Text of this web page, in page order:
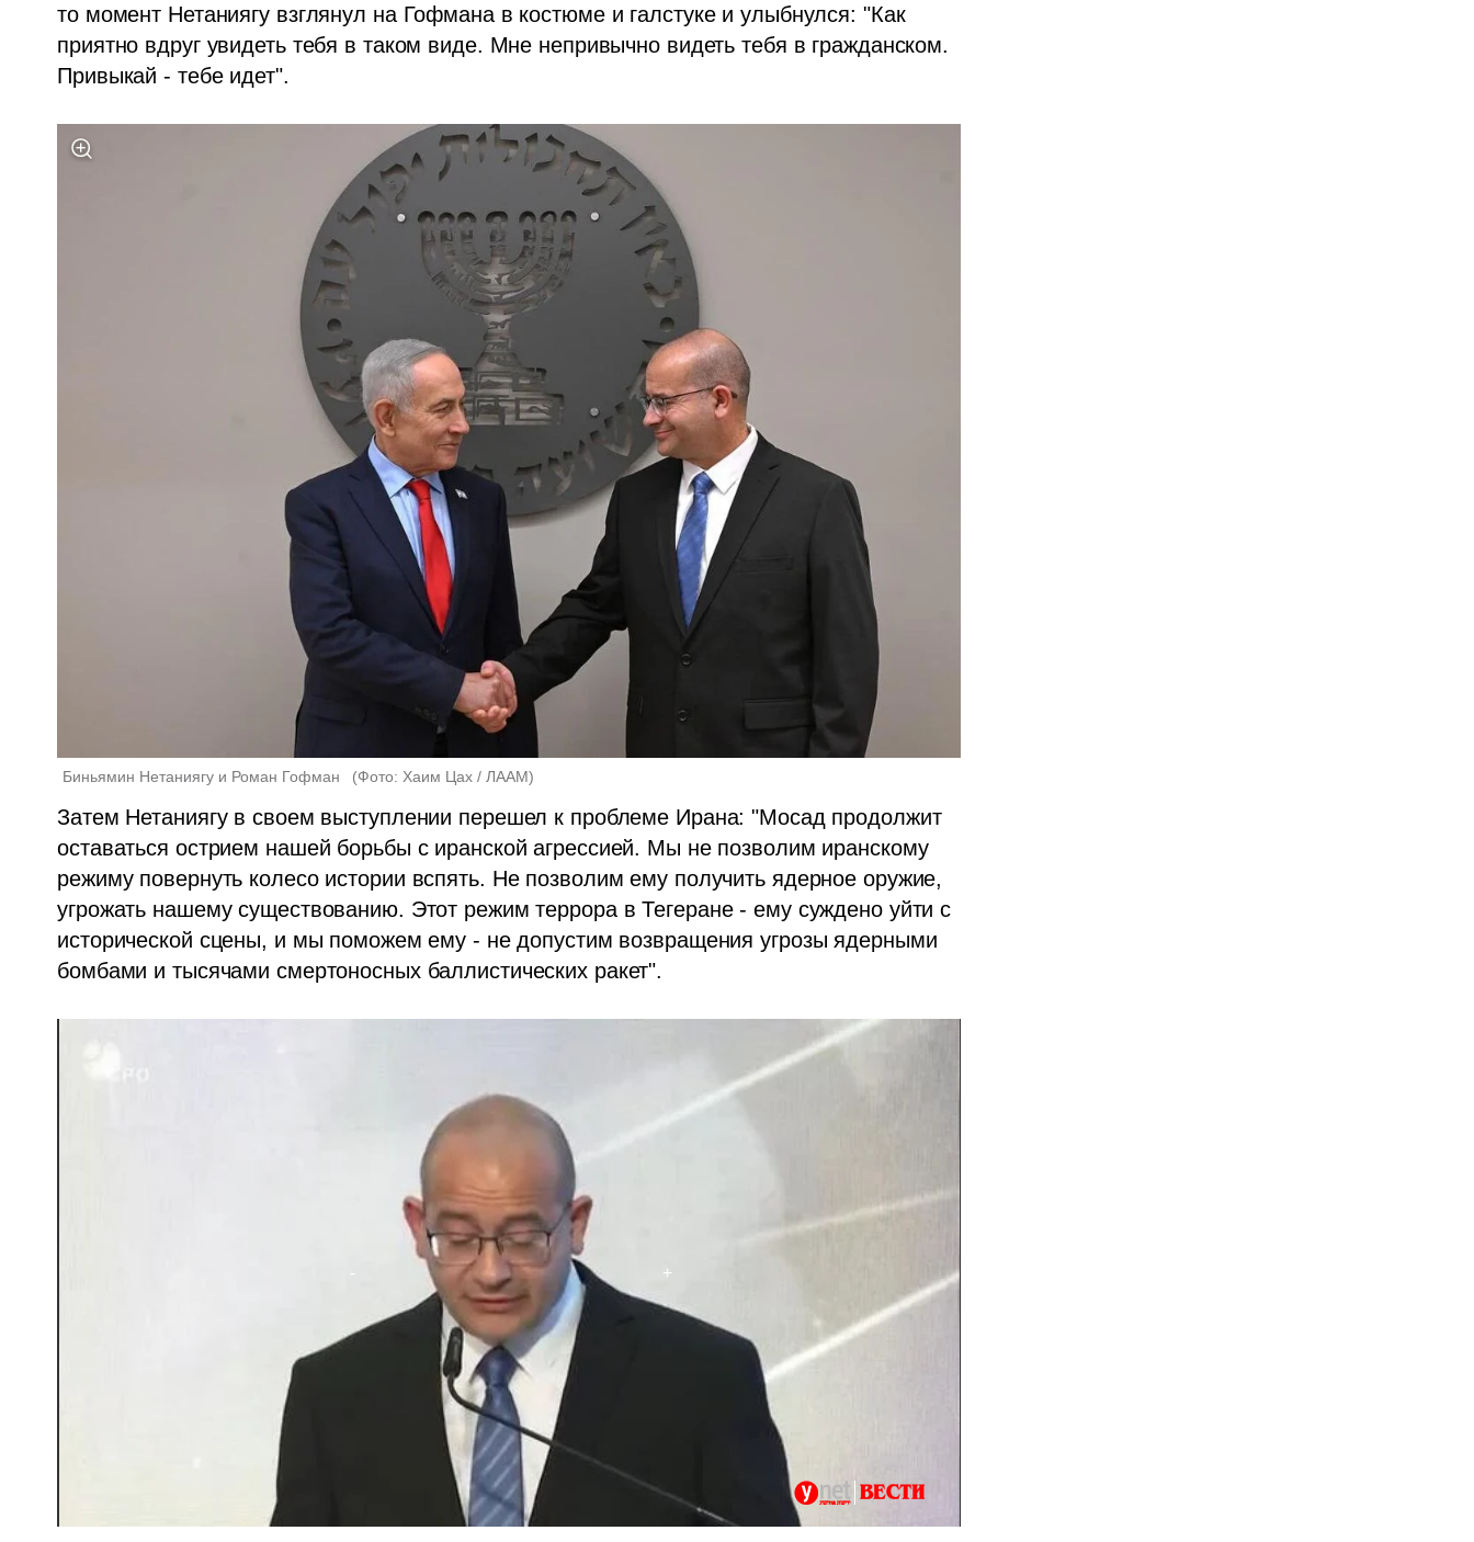
то момент Нетаниягу взглянул на Гофмана в костюме и галстуке и улыбнулся: "Как
приятно вдруг увидеть тебя в таком виде. Мне непривычно видеть тебя в гражданском.
Привыкай - тебе идет".
Биньямин Нетаниягу и Роман Гофман (Фото: Хаим Цах / ЛААМ)
Затем Нетаниягу в своем выступлении перешел к проблеме Ирана: "Мосад продолжит
оставаться острием нашей борьбы с иранской агрессией. Мы не позволим иранскому
режиму повернуть колесо истории вспять. Не позволим ему получить ядерное оружие,
угрожать нашему существованию. Этот режим террора в Тегеране - ему суждено уйти с
исторической сцены, и мы поможем ему - не допустим возвращения угрозы ядерными
бомбами и тысячами смертоносных баллистических ракет".